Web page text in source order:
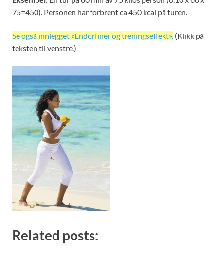
75=450). Personen har forbrent ca 450 kcal på turen.
Se også innlegget «Endorfiner og treningseffekt». (Klikk på
teksten til venstre.)
Related posts: